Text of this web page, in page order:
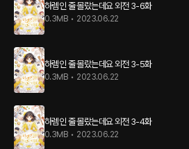
하렘인 줄 몰랐는데요 외전 3-6화
0.3MB • 2023.06.22
하렘인 줄 몰랐는데요 외전 3-5화
0.3MB • 2023.06.22
하렘인 줄 몰랐는데요 외전 3-4화
0.3MB • 2023.06.22